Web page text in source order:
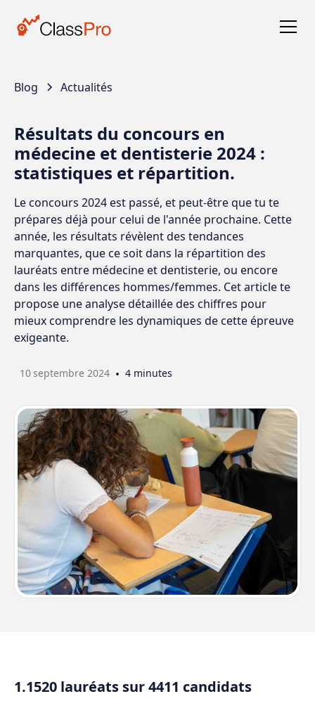
Blog Actualités
Résultats du concours en
médecine et dentisterie 2024 :
statistiques et répartition.
Le concours 2024 est passé, et peut-être que tu te
prépares déjà pour celui de l'année prochaine. Cette
année, les résultats révèlent des tendances
marquantes, que ce soit dans la répartition des
lauréats entre médecine et dentisterie, ou encore
dans les différences hommes/femmes. Cet article te
propose une analyse détaillée des chiffres pour
mieux comprendre les dynamiques de cette épreuve
exigeante.
10septembre 2024 • 4 minutes
1.1520 lauréats sur 4411 candidats